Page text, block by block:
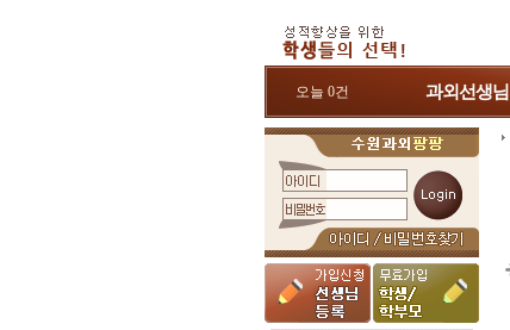
오늘 0건 과외선생님